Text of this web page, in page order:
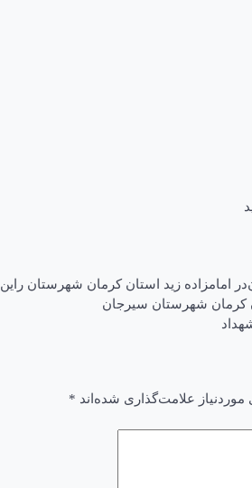
در امامزاده زید استان کرمان شهرستان راین
کرمان شهرستان سیرجان
علامت‌گذاری شده‌اند *